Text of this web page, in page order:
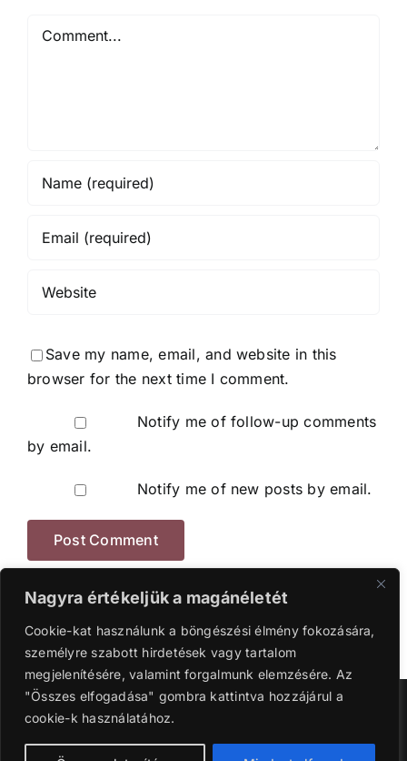
Nagyra értékeljük a magánéletét
Cookie-kat használunk a böngészési élmény fokozására,
személyre szabott hirdetések vagy tartalom
megjelenítésére, valamint forgalmunk elemzésére. Az
"Összes elfogadása" gombra kattintva hozzájárul a
cookie-k használatához.
Save my name, email, and website in this
browser for the next time I comment.
Notify me of follow-up comments
by email.
Notify me of new posts by email.
Szerzői jog 2016-2024 | Ganyi Károly.